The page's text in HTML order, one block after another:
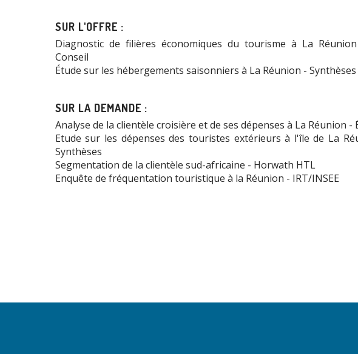
SUR L'OFFRE :
Diagnostic de filières économiques du tourisme à La
Conseil
Étude sur les hébergements saisonniers à La Réunion - Synthèses
SUR LA DEMANDE :
Analyse de la clientèle croisière et de ses dépenses à La Réunion -
Etude sur les dépenses des touristes extérieurs à l'île de La
Synthèses
Segmentation de la clientèle sud-africaine - Horwath HTL
Enquête de fréquentation touristique à la Réunion - IRT/INSEE